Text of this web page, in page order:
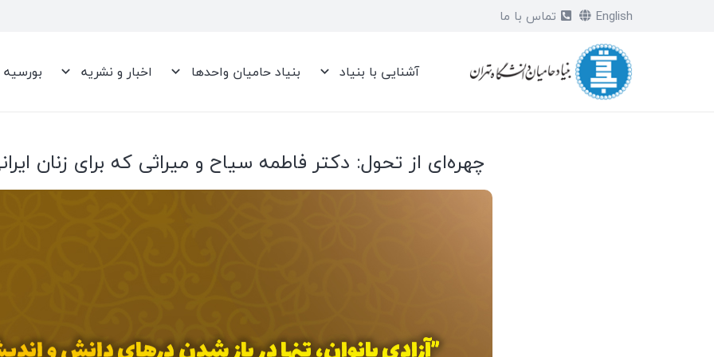
English تماس با ما
آشنایی با بنیاد بنیاد حامیان واحدها اخبار و نشریه بورسیه
چهره‌ای از تحول: دکتر فاطمه سیاح و میراثی که برای زنان